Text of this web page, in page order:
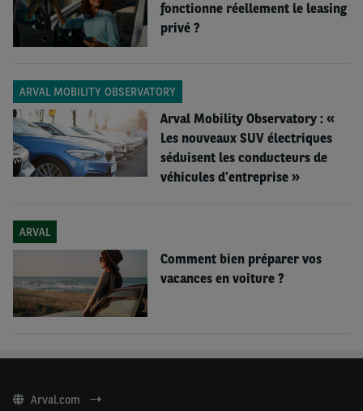
fonctionne réellement le leasing
privé ?
ARVAL MOBILITY OBSERVATORY
Arval Mobility Observatory : «
Les nouveaux SUV électriques
séduisent les conducteurs de
véhicules d’entreprise »
ARVAL
Comment bien préparer vos
vacances en voiture ?
Arval.com